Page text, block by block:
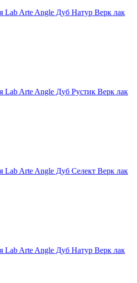
Lab Arte Angle Дуб Натур Верк лак
Lab Arte Angle Дуб Рустик Верк лак
Lab Arte Angle Дуб Селект Верк лак
Lab Arte Angle Дуб Натур Верк лак